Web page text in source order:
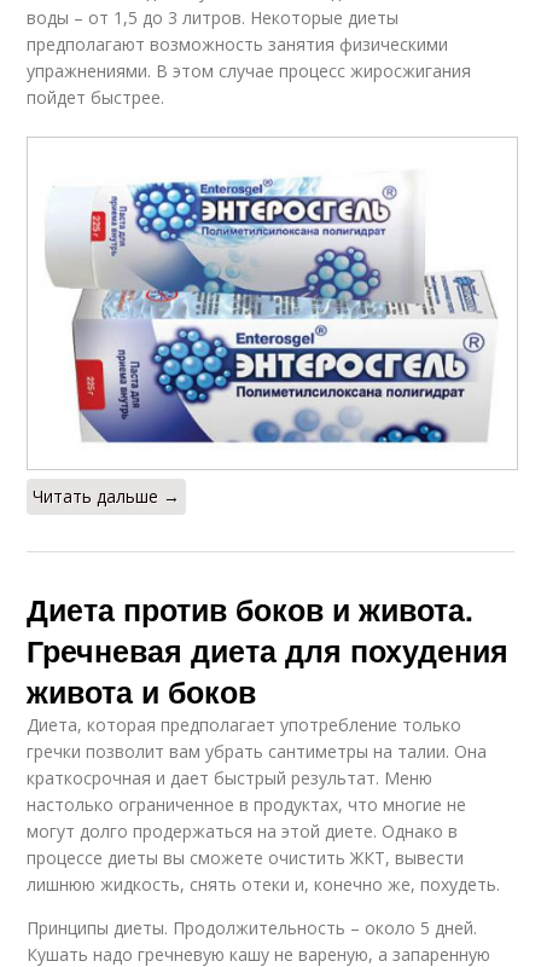
воды – от 1,5 до 3 литров. Некоторые диеты
предполагают возможность занятия физическими
упражнениями. В этом случае процесс жиросжигания
пойдет быстрее.
Читать дальше →
Диета против боков и живота.
Гречневая диета для похудения
живота и боков
Диета, которая предполагает употребление только
гречки позволит вам убрать сантиметры на талии. Она
краткосрочная и дает быстрый результат. Меню
настолько ограниченное в продуктах, что многие не
могут долго продержаться на этой диете. Однако в
процессе диеты вы сможете очистить ЖКТ, вывести
лишнюю жидкость, снять отеки и, конечно же, похудеть.
Принципы диеты. Продолжительность – около 5 дней.
Кушать надо гречневую кашу не вареную, а запаренную